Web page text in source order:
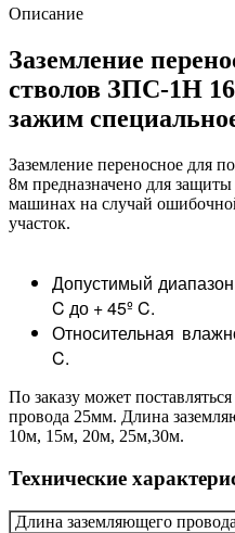
Описание
Заземление
стволов ЗПС-1Н
зажим
Заземление переносное для
8м предназначено для
машинах на случай
участок.
Допустимый
C до + 45º C.
Относительная
C.
По заказу может
провода 25мм. Длина
10м, 15м, 20м, 25м,30м.
Технические
Длина заземляющего